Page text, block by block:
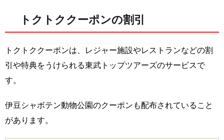
トクトククーポンの割引
トクトククーポンは、レジャー施設やレストランなどの割
引や特典をうけられる東武トップツアーズのサービスで
す。
伊豆シャボテン動物公園のクーポンも配布されていること
があります。